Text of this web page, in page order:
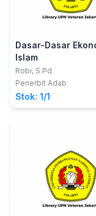
Dasar-Dasar
Islam
Robi, S.Pd
Penerbit Adab
Stok: 1/1